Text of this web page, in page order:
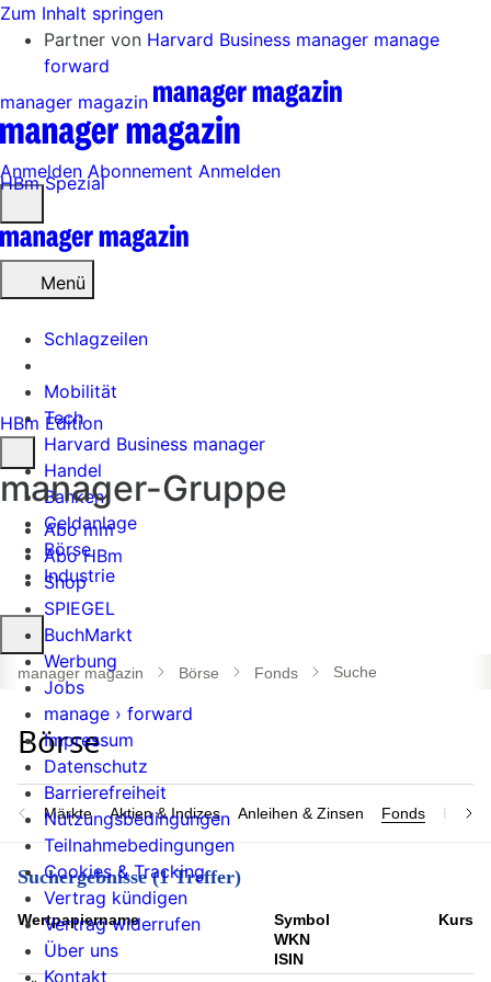
Zum Inhalt springen
Partner von Harvard Business manager manage
forward
manager magazin
Anmelden Abonnement Anmelden
öffnen
Menü
Schlagzeilen
Mobilität
Tech
Harvard Business manager
Handel
Banken
Geldanlage
Börse
Industrie
Suche
öffnen
manager magazin Börse Fonds Suche
Märkte Aktien & Indizes Anleihen & Zinsen Fonds
Suchergebnisse (1 Treffer)
Wert­papier­name
Symbol
WKN
ISIN
Kurs
HBm Spezial
HBm Edition
manager-Gruppe
Abo mm
Abo HBm
Shop
SPIEGEL
BuchMarkt
Werbung
Jobs
manage › forward
Impressum
Datenschutz
Barrierefreiheit
Nutzungsbedingungen
Teilnahmebedingungen
Cookies & Tracking
Vertrag kündigen
Vertrag widerrufen
Über uns
Kontakt